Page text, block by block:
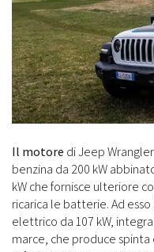
Il motoredi Jeep
benzina da 200 kW
kW che fornisce ulteriore
ricarica le batterie. Ad
elettrico da 107 kW,
marce, che produce